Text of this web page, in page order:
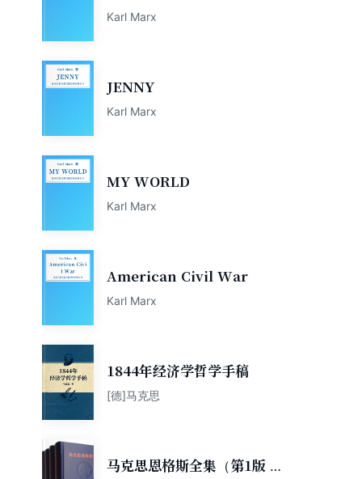
Karl Marx
JENNY
Karl Marx
MY WORLD
Karl Marx
American Civil War
Karl Marx
1844年经济学哲学手稿
[德]马克思
马克思恩格斯全集（第1版 套